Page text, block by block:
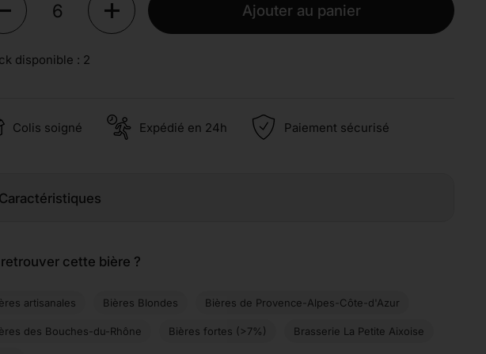
Ajouter au panier
disponible : 2
Colis soigné Expédié en 24h Paiement sécurisé
Caractéristiques
cette bière ?
artisanales Bières Blondes Bières de Provence-Alpes-Côte-d'Azur
des Bouches-du-Rhône Bières fortes (>7%) Brasserie La Petite Aixoise